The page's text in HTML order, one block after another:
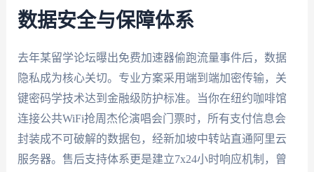
数据安全与保障体系
去年某留学论坛曝出免费加速器偷跑流量事件后，数据
隐私成为核心关切。专业方案采用端到端加密传输，关
键密码学技术达到金融级防护标准。当你在纽约咖啡馆
连接公共WiFi抢周杰伦演唱会门票时，所有支付信息会
封装成不可破解的数据包，经新加坡中转站直通阿里云
服务器。售后支持体系更是建立7x24小时响应机制，曾